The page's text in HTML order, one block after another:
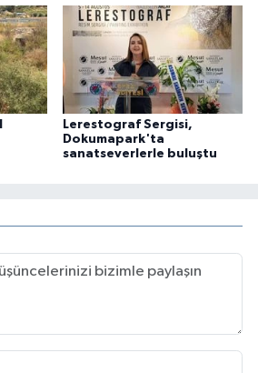
Lerestograf Sergisi,
Dokumapark'ta
sanatseverlerle buluştu